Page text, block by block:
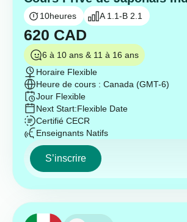
10heures A 1.1-B 2.1
620 CAD
6 à 10 ans & 11 à 16 ans
Horaire Flexible
Heure de cours : Canada (GMT-6)
Jour Flexible
Next Start:Flexible Date
Certifié CECR
Enseignants Natifs
S’inscrire